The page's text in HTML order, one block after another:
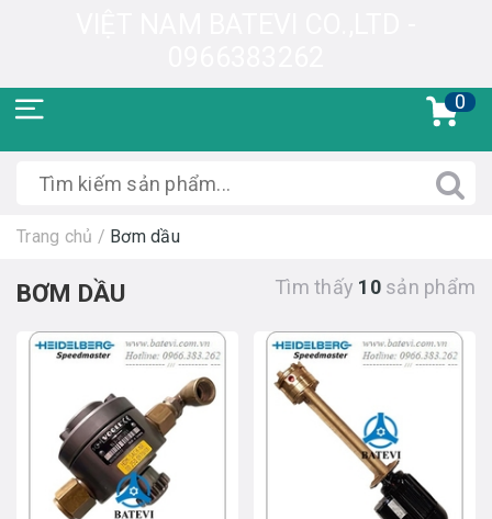
0
Trang chủ / Bơm dầu
BƠM DẦU Tìm thấy 10sản phẩm